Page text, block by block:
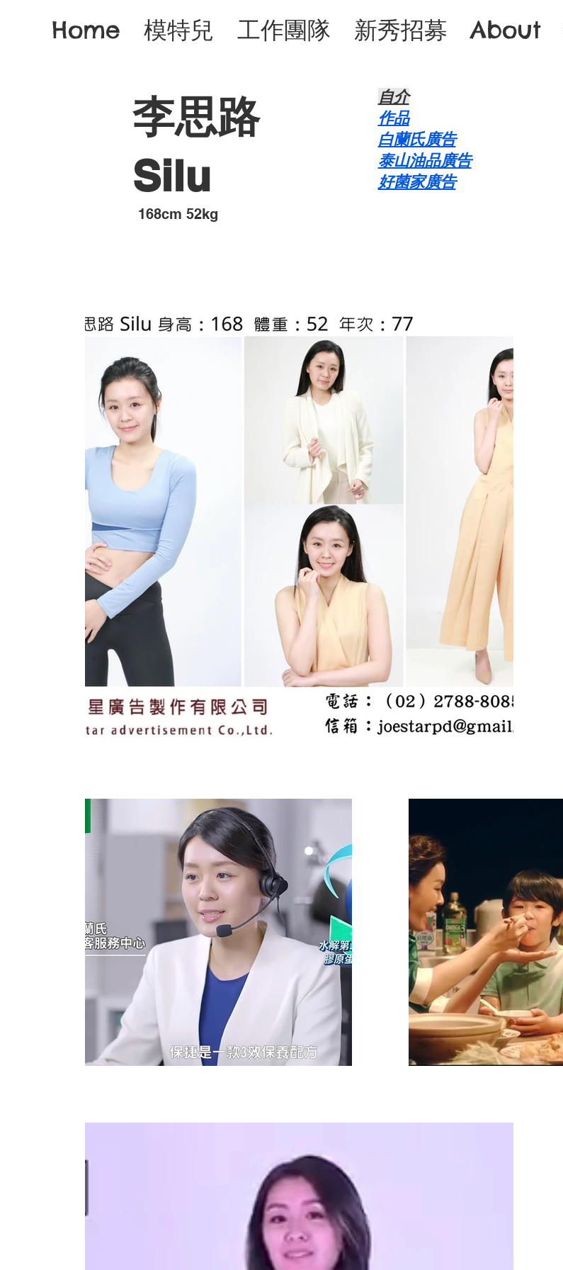
Home 模特兒 工作團隊 新秀招募 About
李思路
Silu
168cm 52kg
自介​
作品
白蘭氏廣告
泰山油品廣告
好菌家廣告